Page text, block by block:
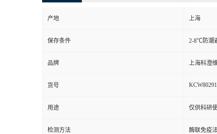
产地 上海
保存条件 2-8℃防潮
品牌 上海科澄
货号 KCW80291
用途 仅供科研
检测方法 酶联免疫